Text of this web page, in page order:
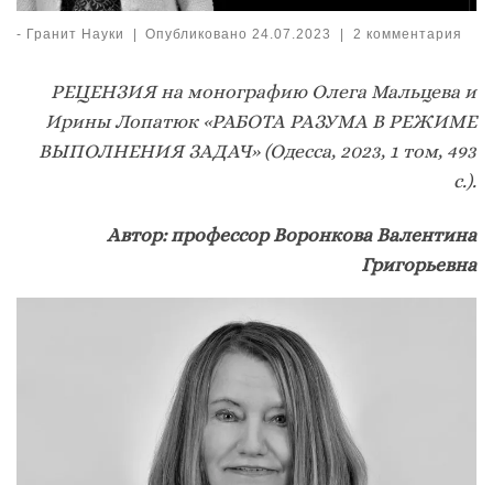
- Гранит Науки Опубликовано24.07.2023 2 комментария
РЕЦЕНЗИЯ на монографию Олега Мальцева и
Ирины Лопатюк «РАБОТА РАЗУМА В РЕЖИМЕ
ВЫПОЛНЕНИЯ ЗАДАЧ» (Одесса, 2023, 1 том, 493
с.).
Автор: профессор Воронкова Валентина
Григорьевна